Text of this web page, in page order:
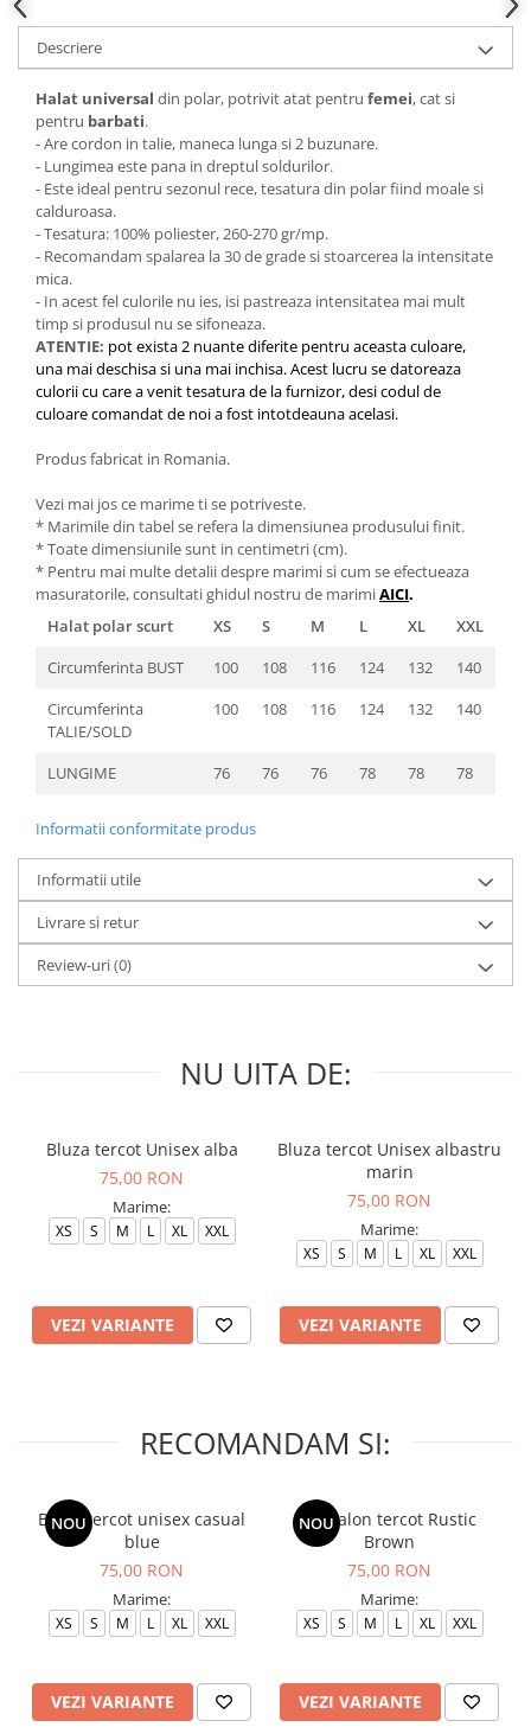
Descriere
Halat universal din polar, potrivit atat pentru femei, cat si
pentru barbati.
- Are cordon in talie, maneca lunga si 2 buzunare.
- Lungimea este pana in dreptul soldurilor.
- Este ideal pentru sezonul rece, tesatura din polar fiind moale si
calduroasa.
- Tesatura: 100% poliester, 260-270 gr/mp.
- Recomandam spalarea la 30 de grade si stoarcerea la intensitate
mica.
- In acest fel culorile nu ies, isi pastreaza intensitatea mai mult
timp si produsul nu se sifoneaza.
ATENTIE: pot exista 2 nuante diferite pentru aceasta culoare,
una mai deschisa si una mai inchisa. Acest lucru se datoreaza
culorii cu care a venit tesatura de la furnizor, desi codul de
culoare comandat de noi a fost intotdeauna acelasi.
Produs fabricat in Romania.
Vezi mai jos ce marime ti se potriveste.
* Marimile din tabel se refera la dimensiunea produsului finit.
* Toate dimensiunile sunt in centimetri (cm).
* Pentru mai multe detalii despre marimi si cum se efectueaza
masuratorile, consultati ghidul nostru de marimiAICI.
Halat polar scurt
XS S M L XL
XXL
Circumferinta BUST
100 108 116 124 132
140
Circumferinta
TALIE/SOLD
100 108 116 124 132 140
LUNGIME 76 76 76 78 78 78
Informatii conformitate produs
Informatii utile
Livrare si retur
Review-uri(0)
NU UITA DE:
Bluza tercot Unisex alba
75,00 RON
Marime:
XS S M L XL XXL
VEZI VARIANTE
Bluza tercot Unisex albastru
marin
75,00 RON
Marime:
XS S M L XL XXL
VEZI VARIANTE
RECOMANDAM SI:
NOU
Bluza tercot unisex casual
blue
75,00 RON
Marime:
XS S M L XL XXL
VEZI VARIANTE
NOU
Pantalon tercot Rustic
Brown
75,00 RON
Marime:
XS S M L XL XXL
VEZI VARIANTE